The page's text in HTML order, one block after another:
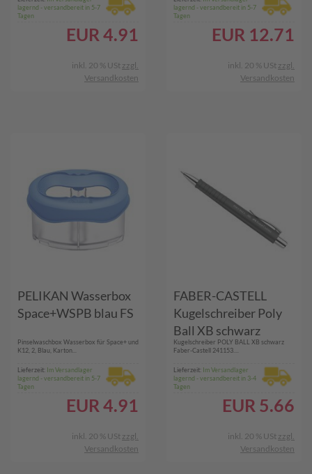
lagernd - versandbereit in 5-7
Tagen
EUR 4.91
inkl. 20 % USt zzgl.
Versandkosten
lagernd - versandbereit in 5-7
Tagen
EUR 12.71
inkl. 20 % USt zzgl.
Versandkosten
PELIKAN Wasserbox
Space+WSPB blau FS
Pinselwaschbox Wasserbox für Space+ und
K12, 2, Blau, Karton...
Lieferzeit: Im Versandlager
lagernd - versandbereit in 5-7
Tagen
EUR 4.91
inkl. 20 % USt zzgl.
Versandkosten
FABER-CASTELL
Kugelschreiber Poly
Ball XB schwarz
(241153)
Kugelschreiber POLY BALL XB schwarz
Faber-Castell 241153....
Lieferzeit: Im Versandlager
lagernd - versandbereit in 3-4
Tagen
EUR 5.66
inkl. 20 % USt zzgl.
Versandkosten